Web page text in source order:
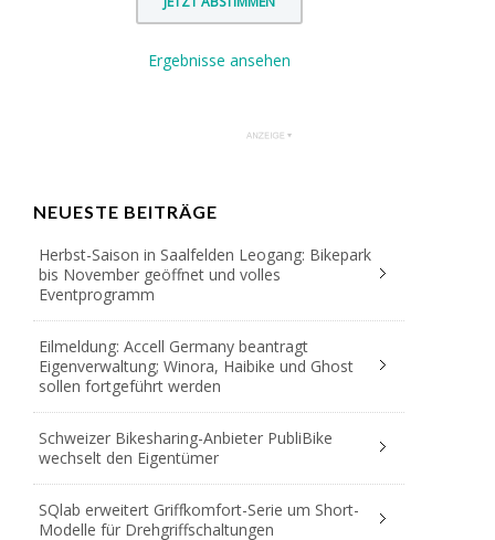
Ergebnisse ansehen
NEUESTE BEITRÄGE
Herbst-Saison in Saalfelden Leogang: Bikepark
bis November geöffnet und volles
Eventprogramm
Eilmeldung: Accell Germany beantragt
Eigenverwaltung; Winora, Haibike und Ghost
sollen fortgeführt werden
Schweizer Bikesharing-Anbieter PubliBike
wechselt den Eigentümer
SQlab erweitert Griffkomfort-Serie um Short-
Modelle für Drehgriffschaltungen